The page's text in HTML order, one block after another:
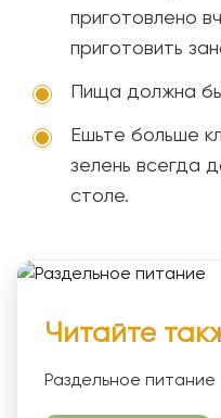
приготовлено
приготовить
Пища должна
Ешьте больше
зелень всегда
столе.
Читайте
Раздельное питание